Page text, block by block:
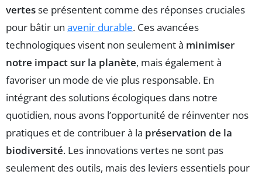
vertesse présentent comme des réponses cruciales
pour bâtir un avenir durable. Ces avancées
technologiques visent non seulement à minimiser
notre impact sur la planète, mais également à
favoriser un mode de vie plus responsable. En
intégrant des solutions écologiques dans notre
quotidien, nous avons l’opportunité de réinventer nos
pratiques et de contribuer à la préservation de la
biodiversité. Les innovations vertes ne sont pas
seulement des outils, mais des leviers essentiels pour